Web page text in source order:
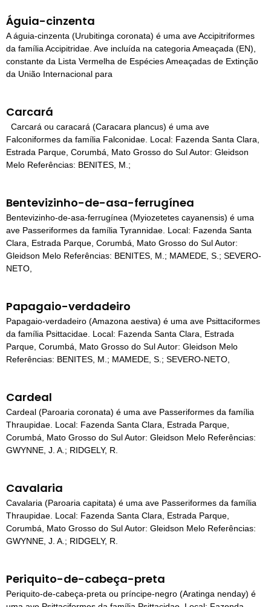
Águia-cinzenta
A águia-cinzenta (Urubitinga coronata) é uma ave Accipitriformes
da família Accipitridae. Ave incluída na categoria Ameaçada (EN),
constante da Lista Vermelha de Espécies Ameaçadas de Extinção
da União Internacional para
Carcará
Carcará ou caracará (Caracara plancus) é uma ave
Falconiformes da família Falconidae. Local: Fazenda Santa Clara,
Estrada Parque, Corumbá, Mato Grosso do Sul Autor: Gleidson
Melo Referências: BENITES, M.;
Bentevizinho-de-asa-ferrugínea
Bentevizinho-de-asa-ferrugínea (Myiozetetes cayanensis) é uma
ave Passeriformes da família Tyrannidae. Local: Fazenda Santa
Clara, Estrada Parque, Corumbá, Mato Grosso do Sul Autor:
Gleidson Melo Referências: BENITES, M.; MAMEDE, S.; SEVERO-
NETO,
Papagaio-verdadeiro
Papagaio-verdadeiro (Amazona aestiva) é uma ave Psittaciformes
da família Psittacidae. Local: Fazenda Santa Clara, Estrada
Parque, Corumbá, Mato Grosso do Sul Autor: Gleidson Melo
Referências: BENITES, M.; MAMEDE, S.; SEVERO-NETO,
Cardeal
Cardeal (Paroaria coronata) é uma ave Passeriformes da família
Thraupidae. Local: Fazenda Santa Clara, Estrada Parque,
Corumbá, Mato Grosso do Sul Autor: Gleidson Melo Referências:
GWYNNE, J. A.; RIDGELY, R.
Cavalaria
Cavalaria (Paroaria capitata) é uma ave Passeriformes da família
Thraupidae. Local: Fazenda Santa Clara, Estrada Parque,
Corumbá, Mato Grosso do Sul Autor: Gleidson Melo Referências:
GWYNNE, J. A.; RIDGELY, R.
Periquito-de-cabeça-preta
Periquito-de-cabeça-preta ou príncipe-negro (Aratinga nenday) é